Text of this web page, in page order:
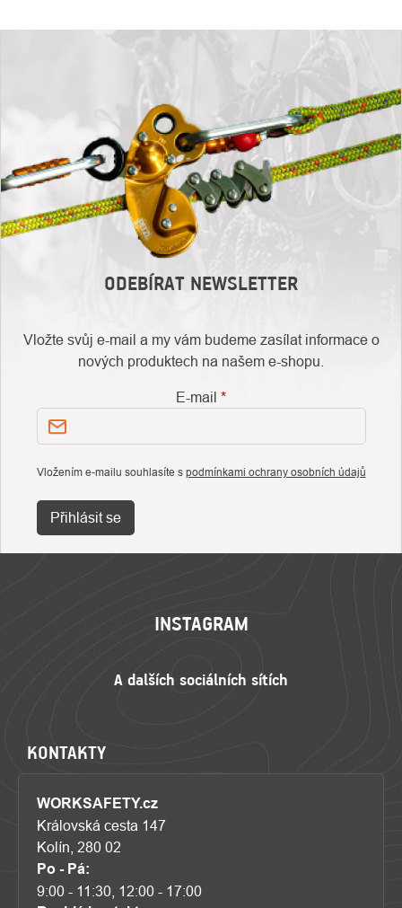
ODEBÍRAT NEWSLETTER
Vložte svůj e-mail a my vám budeme zasílat informace o
nových produktech na našem e-shopu.
E-mail
Vložením e-mailu souhlasíte s podmínkami ochrany osobních údajů
Přihlásit se
INSTAGRAM
KONTAKTY
WORKSAFETY.cz
Královská cesta 147
Kolín, 280 02
Po - Pá:
9:00 - 11:30, 12:00 - 17:00